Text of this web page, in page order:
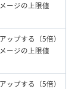
ージの上限値
ップする（5倍）
ージの上限値
ップする（5倍）